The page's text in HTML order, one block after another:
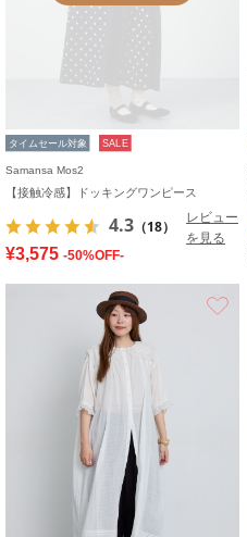
タイムセール対象 SALE
Samansa Mos2
【接触冷感】ドッキングワンピース
4.3 （18）
レビュー
を見る
¥3,575 -50%OFF-